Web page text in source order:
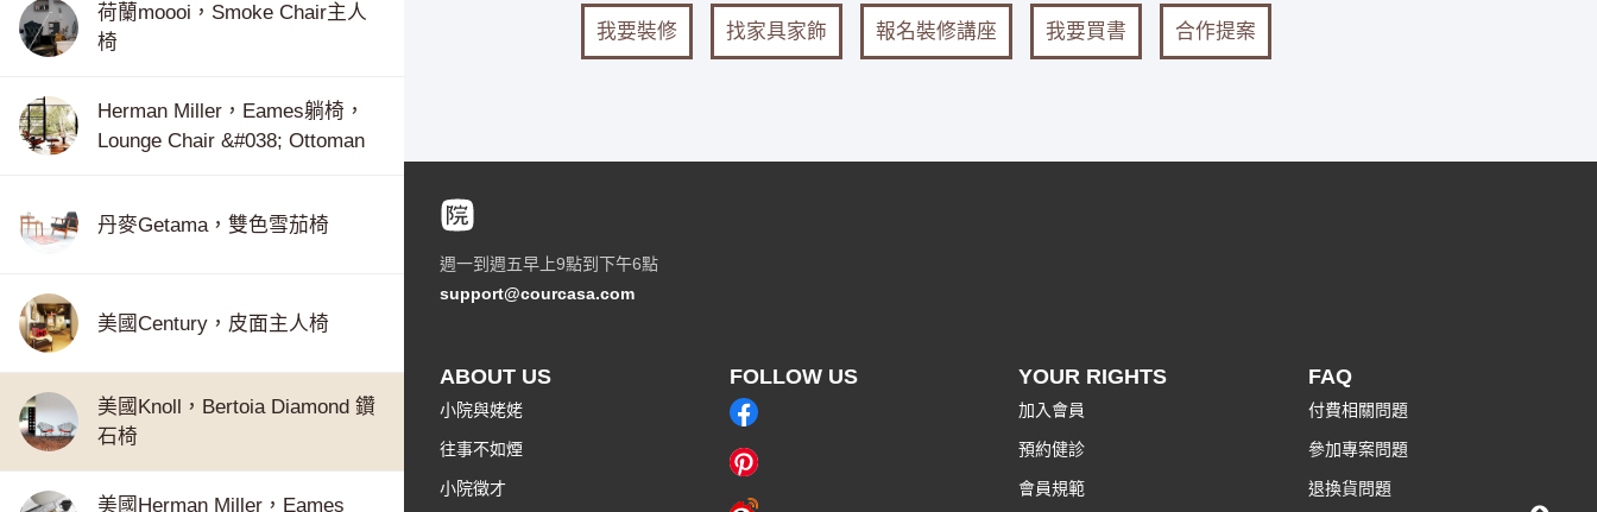
荷蘭moooi，Smoke Chair主人
椅
Herman Miller，Eames躺椅，
Lounge Chair &#038; Ottoman
丹麥Getama，雙色雪茄椅
美國Century，皮面主人椅
美國Knoll，Bertoia Diamond 鑽
石椅
美國Herman Miller，Eames
我要裝修 找家具家飾 報名裝修講座 我要買書 合作提案
週一到週五早上9點到下午6點
support@courcasa.com
ABOUT US
小院與姥姥
往事不如煙
小院徵才
FOLLOW US YOUR RIGHTS
加入會員
預約健診
會員規範
FAQ
付費相關問題
參加專案問題
退換貨問題